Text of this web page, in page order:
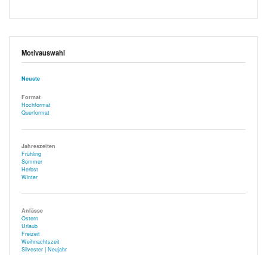
Motivauswahl
Neuste
Format
Hochformat
Querformat
Jahreszeiten
Frühling
Sommer
Herbst
Winter
Anlässe
Ostern
Urlaub
Freizeit
Weihnachtszeit
Silvester | Neujahr